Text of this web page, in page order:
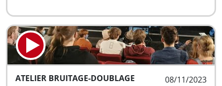
08/11/2023
ATELIER BRUITAGE-DOUBLAGE